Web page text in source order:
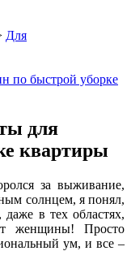
Для
для
квартиры
за выживание,
солнцем, я понял,
в тех областях,
женщины! Просто
ум, и все –